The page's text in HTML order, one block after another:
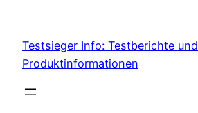
content
Testsieger Info: Testberichte und
Produktinformationen